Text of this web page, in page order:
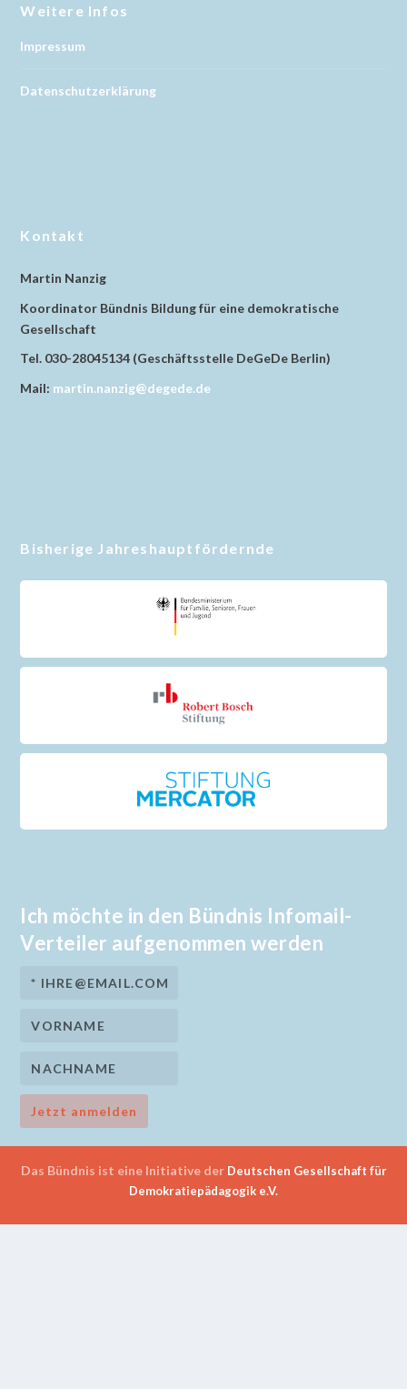
Weitere Infos
Impressum
Datenschutzerklärung
Kontakt
Martin Nanzig
Koordinator Bündnis Bildung für eine demokratische
Gesellschaft
Tel. 030-28045134 (Geschäftsstelle DeGeDe Berlin)
Mail: martin.nanzig@degede.de
Bisherige Jahreshauptfördernde
Ich möchte in den Bündnis Infomail-
Verteiler aufgenommen werden
Das Bündnis ist eine Initiative der Deutschen Gesellschaft für
Demokratiepädagogik e.V.